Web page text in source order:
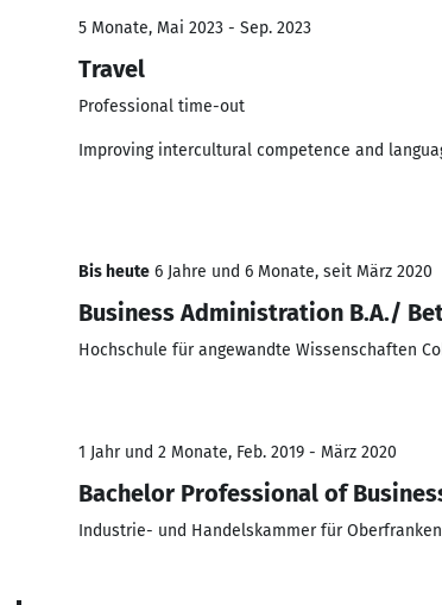
5 Monate, Mai 2023 - Sep. 2023
Travel
Professional time-out
Improving intercultural competence and
Bis heute 6 Jahre und 6 Monate, seit März 2020
Business Administration B.A./
Hochschule für angewandte Wissenschaften
1 Jahr und 2 Monate, Feb. 2019 - März 2020
Bachelor Professional of
Industrie- und Handelskammer für